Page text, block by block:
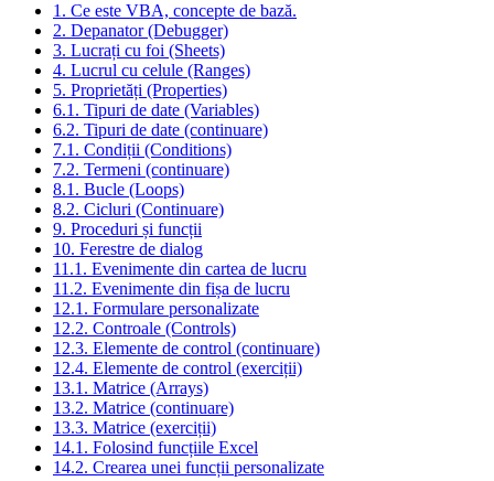
1. Ce este VBA, concepte de bază.
2. Depanator (Debugger)
3. Lucrați cu foi (Sheets)
4. Lucrul cu celule (Ranges)
5. Proprietăți (Properties)
6.1. Tipuri de date (Variables)
6.2. Tipuri de date (continuare)
7.1. Condiții (Conditions)
7.2. Termeni (continuare)
8.1. Bucle (Loops)
8.2. Cicluri (Continuare)
9. Proceduri și funcții
10. Ferestre de dialog
11.1. Evenimente din cartea de lucru
11.2. Evenimente din fișa de lucru
12.1. Formulare personalizate
12.2. Controale (Controls)
12.3. Elemente de control (continuare)
12.4. Elemente de control (exerciții)
13.1. Matrice (Arrays)
13.2. Matrice (continuare)
13.3. Matrice (exerciții)
14.1. Folosind funcțiile Excel
14.2. Crearea unei funcții personalizate